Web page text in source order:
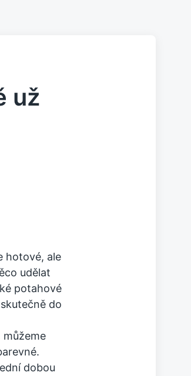
už
hotové, ale
udělat
potahové
do
dobou